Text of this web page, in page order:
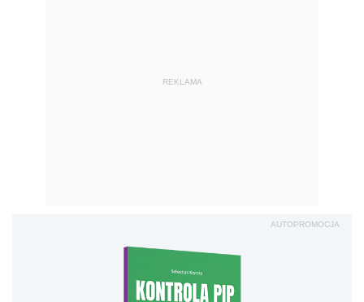
REKLAMA
AUTOPROMOCJA